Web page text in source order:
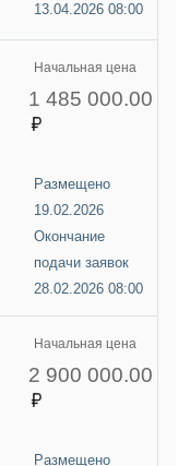
13.04.2026 08:00
Начальная цена
1 485 000.00
Размещено
19.02.2026
Окончание
подачи заявок
28.02.2026 08:00
Начальная цена
2 900 000.00
Размещено